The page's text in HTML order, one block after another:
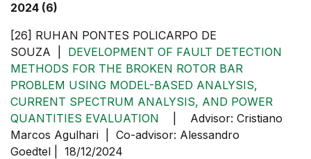
2024 (6)
[26] RUHAN PONTES POLICARPO DE
SOUZA | DEVELOPMENT OF FAULT DETECTION
METHODS FOR THE BROKEN ROTOR BAR
PROBLEM USING MODEL-BASED ANALYSIS,
CURRENT SPECTRUM ANALYSIS, AND POWER
QUANTITIES EVALUATION | Advisor: Cristiano
Marcos Agulhari | Co-advisor: Alessandro
Goedtel | 18/12/2024